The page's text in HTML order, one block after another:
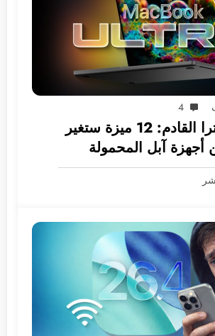
4
ماك بوك ألترا القادم: 12 ميزة ستغير
آبل المحمولة